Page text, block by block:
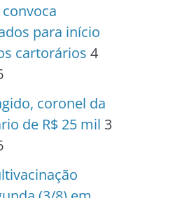
para início
cartorários 4
coronel da
de R$ 25 mil 3